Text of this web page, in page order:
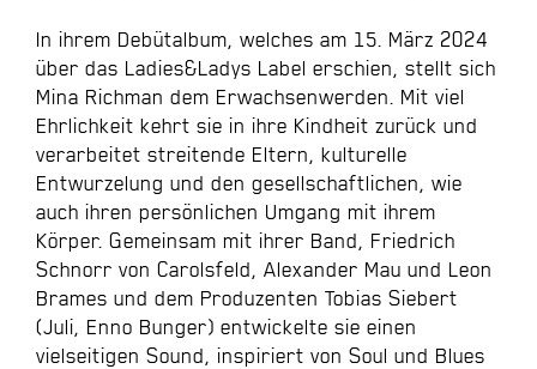
​In ihrem Debütalbum, welches am 15. März 2024
über das Ladies&Ladys Label erschien, stellt sich
Mina Richman dem Erwachsenwerden. Mit viel
Ehrlichkeit kehrt sie in ihre Kindheit zurück und
verarbeitet streitende Eltern, kulturelle
Entwurzelung und den gesellschaftlichen, wie
auch ihren persönlichen Umgang mit ihrem
Körper. Gemeinsam mit ihrer Band, Friedrich
Schnorr von Carolsfeld, Alexander Mau und Leon
Brames und dem Produzenten Tobias Siebert
(Juli, Enno Bunger) entwickelte sie einen
vielseitigen Sound, inspiriert von Soul und Blues